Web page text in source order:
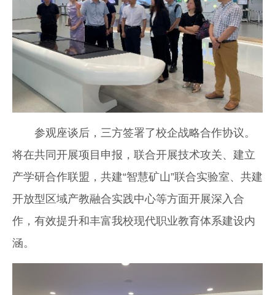
参观座谈后，三方签署了校企战略合作协议。
将在共同开展项目申报，联合开展技术攻关、建立
产学研合作联盟，共建“智慧矿山”联合实验室、共建
开放型区域产教融合实践中心等方面开展深入合
作，有效提升和丰富我校现代职业教育体系建设内
涵。